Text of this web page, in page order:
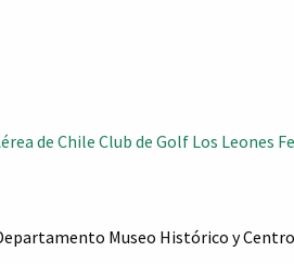
de Chile Club de Golf Los Leones
Museo Histórico y